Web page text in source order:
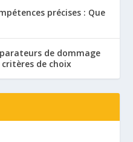
précises : Que
de dommage
de choix